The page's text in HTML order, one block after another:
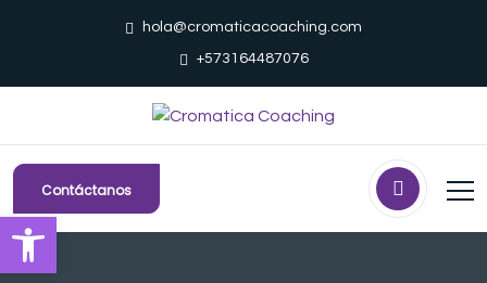
hola@cromaticacoaching.com
+573164487076
Contáctanos
Abrir barra de herramientas